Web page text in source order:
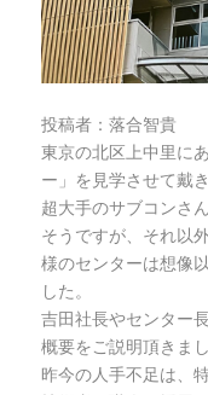
投稿者：落合智貴
東京の北区上中里に
ー」を見学させて戴
超大手のサブコンさ
そうですが、それ以
様のセンターは想像
した。
吉田社長やセンター
概要をご説明頂きまし
昨今の人手不足は、